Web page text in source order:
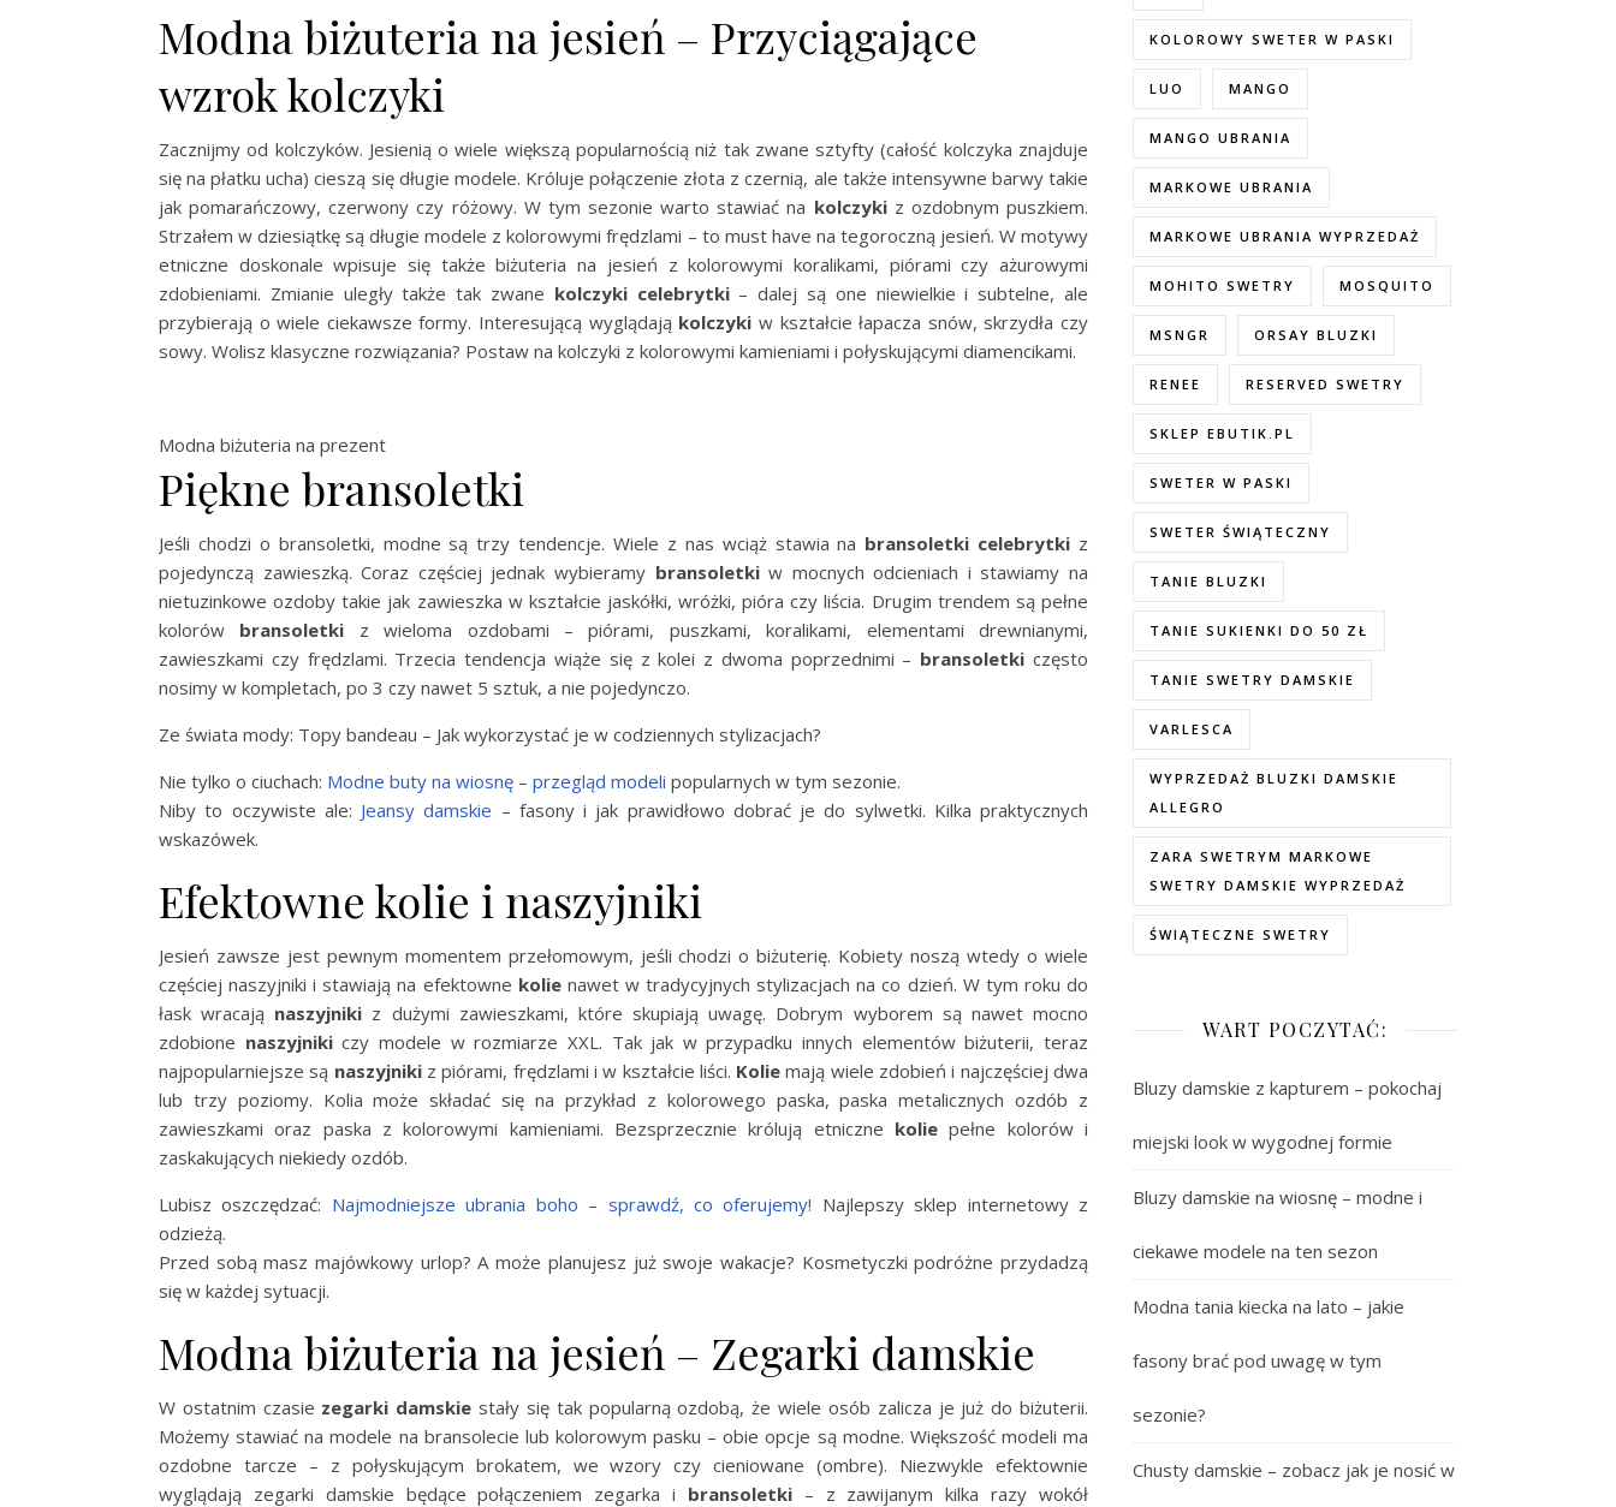
Modna biżuteria na jesień – Przyciągające
wzrok kolczyki
Zacznijmy od kolczyków. Jesienią o wiele większą popularnością niż tak zwane sztyfty (całość kolczyka znajduje
się na płatku ucha) cieszą się długie modele. Króluje połączenie złota z czernią, ale także intensywne barwy takie
jak pomarańczowy, czerwony czy różowy. W tym sezonie warto stawiać na kolczykiz ozdobnym puszkiem.
Strzałem w dziesiątkę są długie modele z kolorowymi frędzlami – to must have na tegoroczną jesień. W motywy
etniczne doskonale wpisuje się także biżuteria na jesień z kolorowymi koralikami, piórami czy ażurowymi
zdobieniami. Zmianie uległy także tak zwane kolczyki celebrytki– dalej są one niewielkie i subtelne, ale
przybierają o wiele ciekawsze formy. Interesującą wyglądają kolczyki w kształcie łapacza snów, skrzydła czy
sowy. Wolisz klasyczne rozwiązania? Postaw na kolczyki z kolorowymi kamieniami i połyskującymi diamencikami.
Modna biżuteria na prezent
Piękne bransoletki
Jeśli chodzi o bransoletki, modne są trzy tendencje. Wiele z nas wciąż stawia na bransoletki celebrytki z
pojedynczą zawieszką. Coraz częściej jednak wybieramy bransoletkiw mocnych odcieniach i stawiamy na
nietuzinkowe ozdoby takie jak zawieszka w kształcie jaskółki, wróżki, pióra czy liścia. Drugim trendem są pełne
kolorów bransoletki z wieloma ozdobami – piórami, puszkami, koralikami, elementami drewnianymi,
zawieszkami czy frędzlami. Trzecia tendencja wiąże się z kolei z dwoma poprzednimi – bransoletki często
nosimy w kompletach, po 3 czy nawet 5 sztuk, a nie pojedynczo.
Ze świata mody: Topy bandeau – Jak wykorzystać je w codziennych stylizacjach?
Nie tylko o ciuchach: Modne buty na wiosnę – przegląd modeli popularnych w tym sezonie.
Niby to oczywiste ale: Jeansy damskie – fasony i jak prawidłowo dobrać je do sylwetki. Kilka praktycznych
wskazówek.
Efektowne kolie i naszyjniki
Jesień zawsze jest pewnym momentem przełomowym, jeśli chodzi o biżuterię. Kobiety noszą wtedy o wiele
częściej naszyjniki i stawiają na efektowne kolienawet w tradycyjnych stylizacjach na co dzień. W tym roku do
łask wracają naszyjniki z dużymi zawieszkami, które skupiają uwagę. Dobrym wyborem są nawet mocno
zdobione naszyjnikiczy modele w rozmiarze XXL. Tak jak w przypadku innych elementów biżuterii, teraz
najpopularniejsze są naszyjnikiz piórami, frędzlami i w kształcie liści. Kolie mają wiele zdobień i najczęściej dwa
lub trzy poziomy. Kolia może składać się na przykład z kolorowego paska, paska metalicznych ozdób z
zawieszkami oraz paska z kolorowymi kamieniami. Bezsprzecznie królują etniczne kolie pełne kolorów i
zaskakujących niekiedy ozdób.
Lubisz oszczędzać: Najmodniejsze ubrania boho – sprawdź, co oferujemy! Najlepszy sklep internetowy z
odzieżą.
Przed sobą masz majówkowy urlop? A może planujesz już swoje wakacje? Kosmetyczki podróżne przydadzą
się w każdej sytuacji.
Modna biżuteria na jesień – Zegarki damskie
W ostatnim czasie zegarki damskie stały się tak popularną ozdobą, że wiele osób zalicza je już do biżuterii.
Możemy stawiać na modele na bransolecie lub kolorowym pasku – obie opcje są modne. Większość modeli ma
ozdobne tarcze – z połyskującym brokatem, we wzory czy cieniowane (ombre). Niezwykle efektownie
wyglądają zegarki damskie będące połączeniem zegarka i bransoletki– z zawijanym kilka razy wokół
KOLOROWY SWETER W PASKI
LUO MANGO
MANGO UBRANIA
MARKOWE UBRANIA
MARKOWE UBRANIA WYPRZEDAŻ
MOHITO SWETRY MOSQUITO
MSNGR ORSAY BLUZKI
RENEE RESERVED SWETRY
SKLEP EBUTIK.PL
SWETER W PASKI
SWETER ŚWIĄTECZNY
TANIE BLUZKI
TANIE SUKIENKI DO 50 ZŁ
TANIE SWETRY DAMSKIE
VARLESCA
WYPRZEDAŻ BLUZKI DAMSKIE
ALLEGRO
ZARA SWETRYM MARKOWE
SWETRY DAMSKIE WYPRZEDAŻ
ŚWIĄTECZNE SWETRY
WART POCZYTAĆ:
Bluzy damskie z kapturem – pokochaj
miejski look w wygodnej formie
Bluzy damskie na wiosnę – modne i
ciekawe modele na ten sezon
Modna tania kiecka na lato – jakie
fasony brać pod uwagę w tym
sezonie?
Chusty damskie – zobacz jak je nosić w